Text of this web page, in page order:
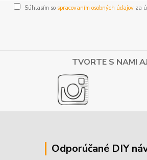
Súhlasím so spracovaním osobných údajov za
TVORTE S NAMI
Odporúčané DIY